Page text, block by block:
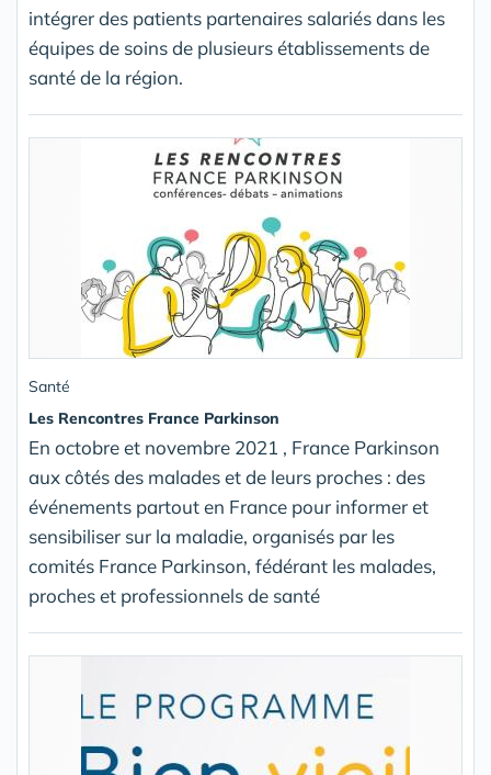
intégrer des patients partenaires salariés dans les
équipes de soins de plusieurs établissements de
santé de la région.
Santé
Les Rencontres France Parkinson
En octobre et novembre 2021 , France Parkinson
aux côtés des malades et de leurs proches : des
événements partout en France pour informer et
sensibiliser sur la maladie, organisés par les
comités France Parkinson, fédérant les malades,
proches et professionnels de santé